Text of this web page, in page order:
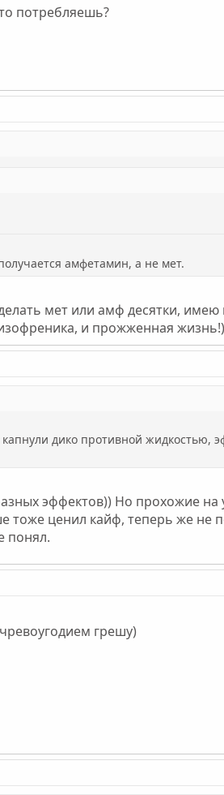
потребляешь?
амфетамин, а не мет.
мет или амф десятки,
и прожженная
дико противной жидкостью,
эффектов)) Но прохожие на
тоже ценил кайф, теперь же
понял.
грешу)